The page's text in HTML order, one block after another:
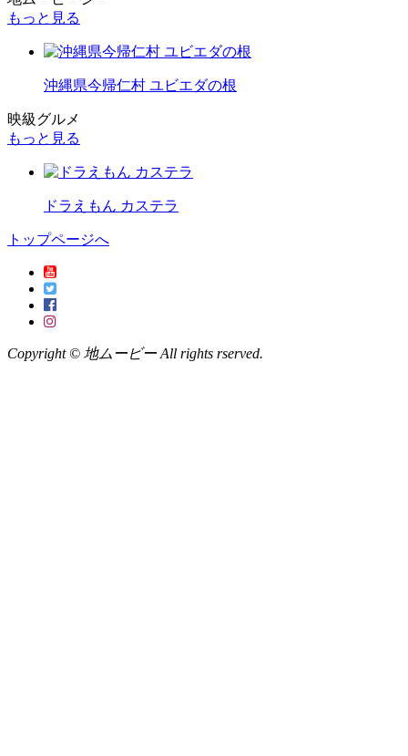
もっと見る
沖縄県今帰仁村 ユビエダの根
映級グルメ
もっと見る
ドラえもん カステラ
トップページへ
Copyright © 地ムービー All rights rserved.